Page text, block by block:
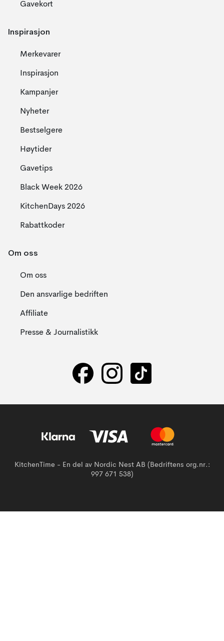
Gavekort
Inspirasjon
Merkevarer
Inspirasjon
Kampanjer
Nyheter
Bestselgere
Høytider
Gavetips
Black Week 2026
KitchenDays 2026
Rabattkoder
Om oss
Om oss
Den ansvarlige bedriften
Affiliate
Presse & Journalistikk
KitchenTime - En del av Nordic Nest AB (Bedriftens org.nr.:
997 671 538)